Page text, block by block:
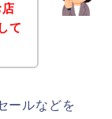
て
ールなどを